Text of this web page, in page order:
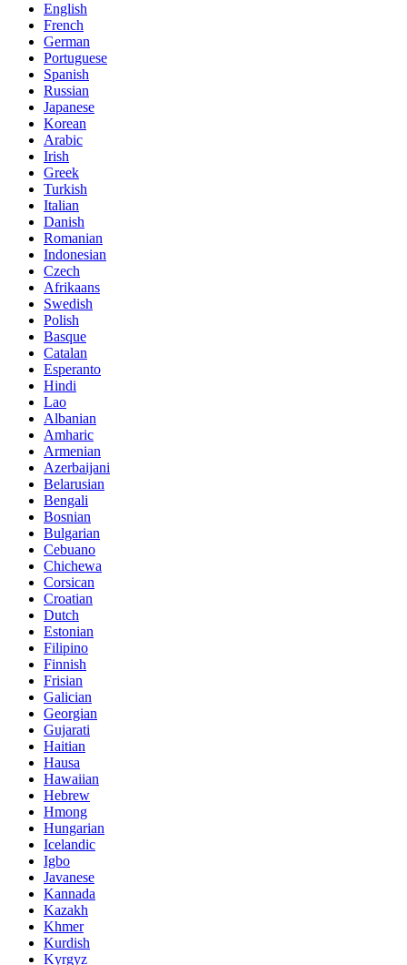
English
French
German
Portuguese
Spanish
Russian
Japanese
Korean
Arabic
Irish
Greek
Turkish
Italian
Danish
Romanian
Indonesian
Czech
Afrikaans
Swedish
Polish
Basque
Catalan
Esperanto
Hindi
Lao
Albanian
Amharic
Armenian
Azerbaijani
Belarusian
Bengali
Bosnian
Bulgarian
Cebuano
Chichewa
Corsican
Croatian
Dutch
Estonian
Filipino
Finnish
Frisian
Galician
Georgian
Gujarati
Haitian
Hausa
Hawaiian
Hebrew
Hmong
Hungarian
Icelandic
Igbo
Javanese
Kannada
Kazakh
Khmer
Kurdish
Kyrgyz